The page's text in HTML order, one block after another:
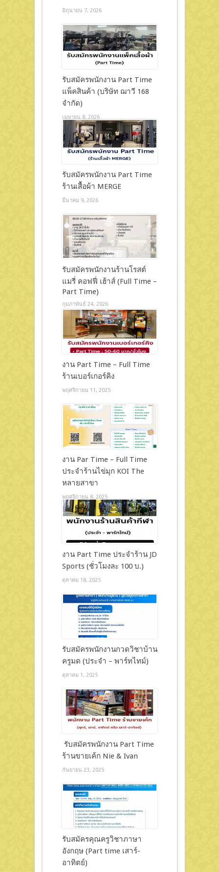
มิถุนายน 7, 2026
รับสมัครพนักงาน Part Time
แพ็คสินค้า (บริษัท ฌาวี 168
จำกัด)
เมษายน 8, 2026
รับสมัครพนักงาน Part Time
ร้านเสื้อผ้า MERGE
มีนาคม 9, 2026
รับสมัครพนักงานร้านโรสต์
แมรี่ คอฟฟี่ เฮ้าส์ (Full Time –
Part Time)
กุมภาพันธ์ 24, 2026
งาน Part Time – Full Time
ร้านเบอร์เกอร์คิง
พฤศจิกายน 11, 2025
งาน Par Time – Full Time
ประจำร้านไข่มุก KOI The
หลายสาขา
พฤศจิกายน 8, 2025
งาน Part Time ประจำร้าน JD
Sports (ชั่วโมงละ 100 บ.)
ตุลาคม 18, 2025
รับสมัครพนักงานกวดวิชาบ้าน
ครูมด (ประจำ – พาร์ทไทม์)
ตุลาคม 1, 2025
รับสมัครพนักงาน Part Time
ร้านขายเค้ก Nie & Ivan
กันยายน 23, 2025
รับสมัครคุณครูวิชาภาษา
อังกฤษ (Part time เสาร์-
อาทิตย์)